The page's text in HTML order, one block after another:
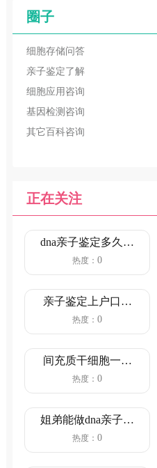
圈子
细胞存储问答
亲子鉴定了解
细胞应用咨询
基因检测咨询
其它百科咨询
正在关注
dna亲子鉴定多久出
结果（5-7个工作
热度：0
亲子鉴定上户口流
程和情况（鉴定行
热度：0
间充质干细胞一针
价格是多少？（间
热度：0
姐弟能做dna亲子鉴
定吗?亲缘关系鉴定
热度：0